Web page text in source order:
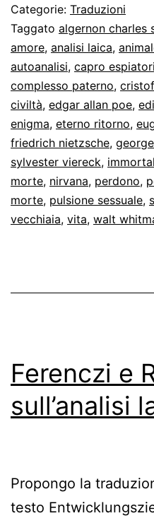
Categorie: Traduzioni
Taggato algernon charles
amore, analisi laica,
autoanalisi, capro
complesso paterno,
civiltà, edgar allan poe,
enigma, eterno ritorno,
friedrich nietzsche,
sylvester viereck,
morte, nirvana, perdono,
morte, pulsione sessuale,
vecchiaia, vita, walt
Ferenczi e
sull’analisi
Propongo la
testo